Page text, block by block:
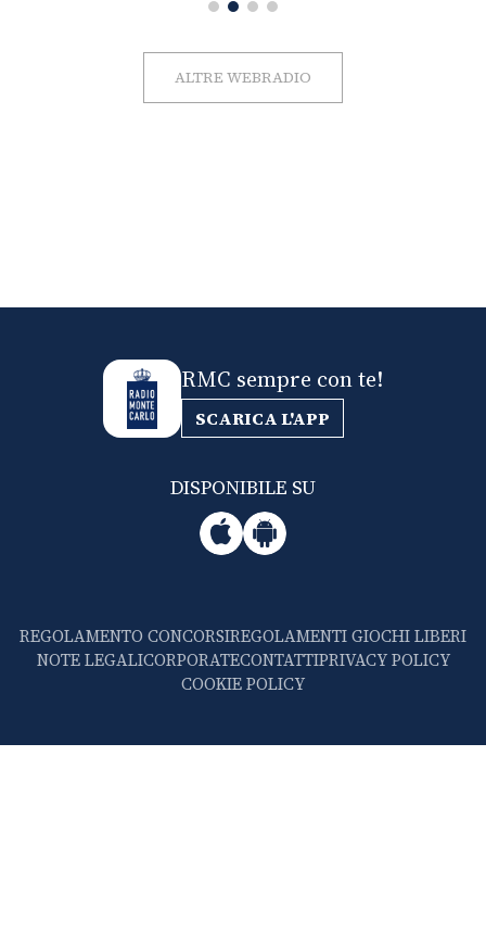
ALTRE WEBRADIO
RMC sempre con te!
SCARICA L'APP
DISPONIBILE SU
REGOLAMENTO CONCORSIREGOLAMENTI GIOCHI LIBERI
NOTE LEGALICORPORATECONTATTIPRIVACY POLICY
COOKIE POLICY